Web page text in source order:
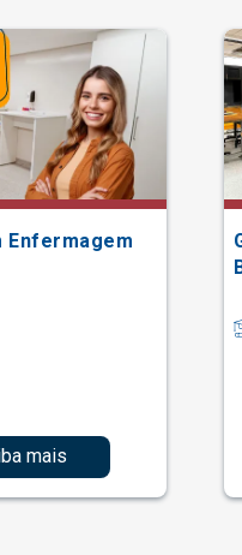
Enfermagem
mais